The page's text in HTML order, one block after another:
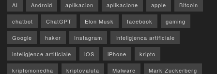
AI Android aplikacion aplikacione apple Bitcoin
chatbot ChatGPT Elon Musk facebook gaming
Google haker Instagram Inteligjenca artificiale
inteligjence artificiale iOS iPhone kripto
kriptomonedha kriptovaluta Malware Mark Zuckerberg